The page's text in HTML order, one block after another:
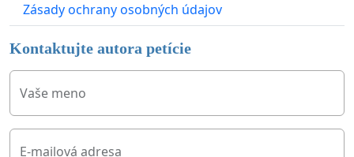
Zásady ochrany osobných údajov
Kontaktujte autora petície
Vaše meno
E-mailová adresa